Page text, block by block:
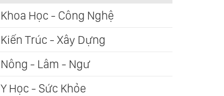
Khoa Học - Công Nghệ
Kiến Trúc - Xây Dựng
Nông - Lâm - Ngư
Y Học - Sức Khỏe